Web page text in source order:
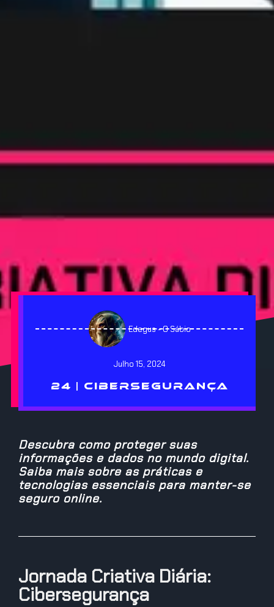
Edegus - O Sábio
Julho 15, 2024
24 | CIBERSEGURANÇA
Descubra como proteger suas
informações e dados no mundo digital.
Saiba mais sobre as práticas e
tecnologias essenciais para manter-se
seguro online.
Jornada Criativa Diária:
Cibersegurança